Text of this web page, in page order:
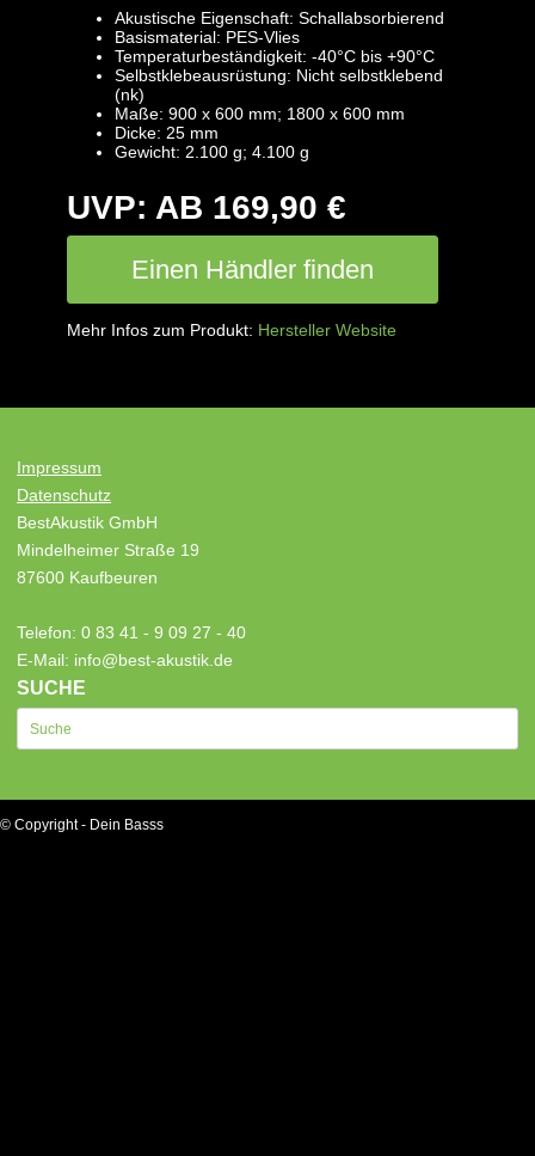
Akustische Eigenschaft: Schallabsorbierend
Basismaterial: PES-Vlies
Temperaturbeständigkeit: -40°C bis +90°C
Selbstklebeausrüstung: Nicht selbstklebend
(nk)
Maße: 900 x 600 mm; 1800 x 600 mm
Dicke: 25 mm
Gewicht: 2.100 g; 4.100 g
UVP: AB 169,90 €
Einen Händler finden
Mehr Infos zum Produkt: Hersteller Website
Impressum
Datenschutz
BestAkustik GmbH
Mindelheimer Straße 19
87600 Kaufbeuren
Telefon: 0 83 41 - 9 09 27 - 40
E-Mail: info@best-akustik.de
SUCHE
© Copyright - Dein Basss